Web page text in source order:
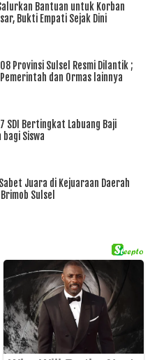
Bantuan untuk Korban
Bukti Empati Sejak Dini
08 Provinsi Sulsel Resmi Dilantik ;
dan Ormas lainnya
SDI Bertingkat Labuang Baji
Siswa
Juara di Kejuaraan Daerah
Sulsel